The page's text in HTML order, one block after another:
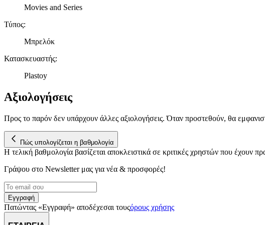
Movies and Series
Τύπος:
Μπρελόκ
Κατασκευαστής:
Plastoy
Αξιολογήσεις
Προς το παρόν δεν υπάρχουν άλλες αξιολογήσεις. Όταν προστεθούν, θα
Πώς υπολογίζεται η βαθμολογία
Η τελική βαθμολογία βασίζεται αποκλειστικά σε κριτικές χρηστών που
Γράψου στο Νewsletter μας για νέα & προσφορές!
Εγγραφή
Πατώντας «Εγγραφή» αποδέχεσαι τουςόρους χρήσης